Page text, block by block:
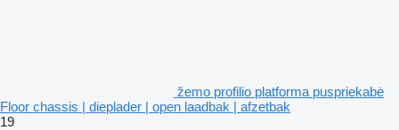
žemo profilio platforma puspriekabė
Floor chassis | dieplader | open laadbak | afzetbak
19